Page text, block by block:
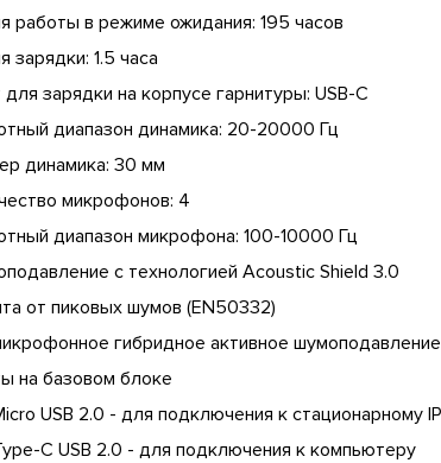
работы в режиме ожидания: 195 часов
зарядки: 1.5 часа
зарядки на корпусе гарнитуры: USB-C
диапазон динамика: 20-20000 Гц
динамика: 30 мм
микрофонов: 4
диапазон микрофона: 100-10000 Гц
с технологией Acoustic Shield 3.0
от пиковых шумов (EN50332)
гибридное активное
на базовом блоке
USB 2.0 - для подключения к стационарному
C USB 2.0 - для подключения к компьютеру